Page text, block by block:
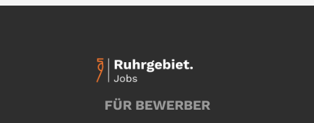
FÜR BEWERBER